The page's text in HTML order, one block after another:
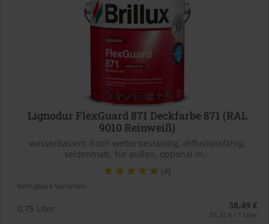
Lignodur FlexGuard 871 Deckfarbe 871 (RAL
9010 Reinweiß)
wasserbasiert, hoch wetterbeständig, diffusionsfähig,
seidenmatt, für außen, optional in...
(4)
Verfügbare Varianten
0,75 Liter 38,49 €
51,32 € / 1 Liter